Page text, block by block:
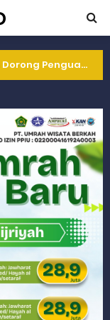
di Kabupaten Agam
Banjir Bandang di Sumbar
Sumbar
ke-50 Tingkat Kec. Sungai Limau
BARAT
BARAT
BARAT
Penggerak Ekonomi Rakyat